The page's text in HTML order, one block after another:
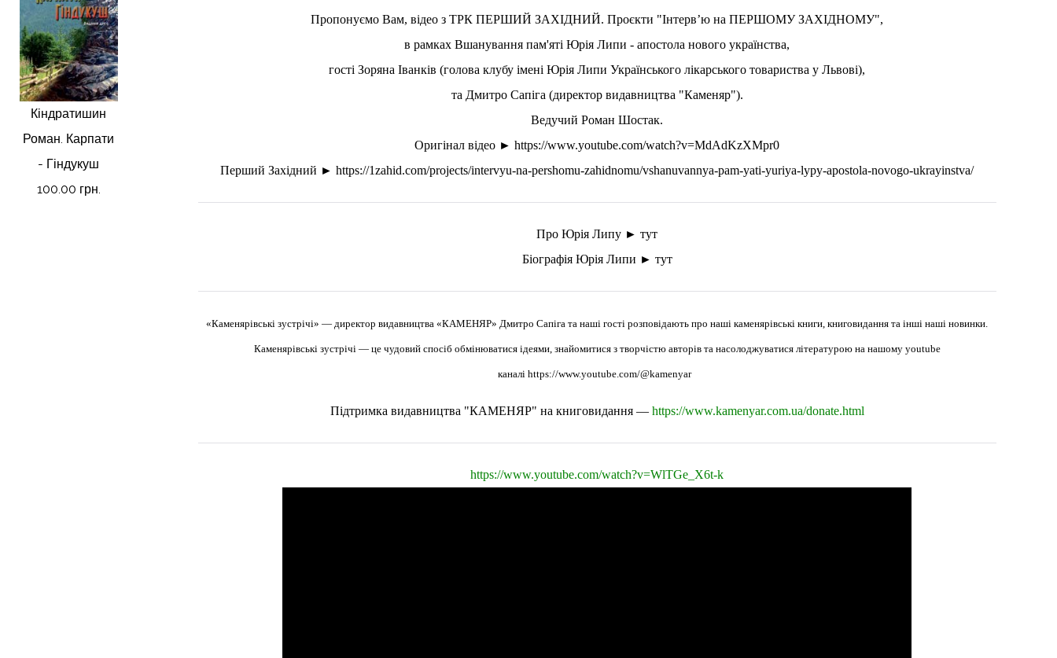
Кіндратишин
Роман. Карпати
- Гіндукуш
100.00 грн.
Пропонуємо Вам, відео з ТРК ПЕРШИЙ ЗАХІДНИЙ. Проєкти "Інтерв’ю на ПЕРШОМУ ЗАХІДНОМУ",
в рамках Вшанування пам'яті Юрія Липи - апостола нового українства,
гості Зоряна Іванків (голова клубу імені Юрія Липи Українського лікарського товариства у Львові),
та Дмитро Сапіга (директор видавництва "Каменяр").
Ведучий Роман Шостак.
Оригінал відео ►https://www.youtube.com/watch?v=MdAdKzXMpr0
Перший Західний ►https://1zahid.com/projects/intervyu-na-pershomu-zahidnomu/vshanuvannya-pam-yati-yuriya-lypy-apostola-novogo-ukrayinstva/
Про Юрія Липу ► тут
Біографія Юрія Липи ► тут
«Каменярівські зустрічі» — директор видавництва «КАМЕНЯР» Дмитро Сапіга та наші гості розповідають про наші каменярівські книги, книговидання та інші наші новинки.
Каменярівські зустрічі — це чудовий спосіб обмінюватися ідеями, знайомитися з творчістю авторів та насолоджуватися літературою на нашому youtube
каналі https://www.youtube.com/@kamenyar
Підтримка видавництва "КАМЕНЯР" на книговидання — https://www.kamenyar.com.ua/donate.html
https://www.youtube.com/watch?v=WlTGe_X6t-k